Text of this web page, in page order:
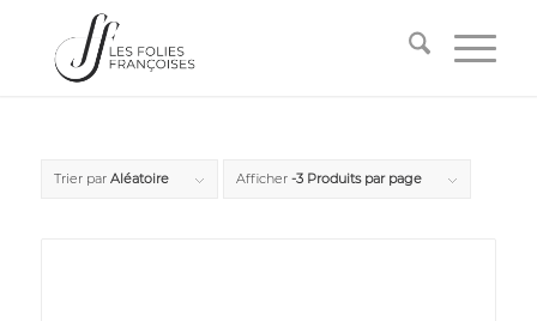
Trier par Aléatoire Afficher -3 Produits par page